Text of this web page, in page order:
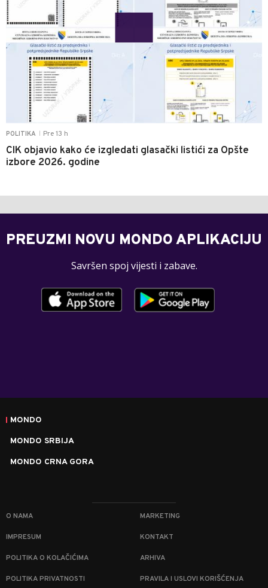
POLITIKA Pre 13 h
CIK objavio kako će izgledati glasački listići za Opšte
izbore 2026. godine
PREUZMI NOVU MONDO APLIKACIJU
Savršen spoj vijesti i zabave.
MONDO
MONDO SRBIJA
MONDO CRNA GORA
O NAMA MARKETING
IMPRESUM KONTAKT
POLITIKA O KOLAČIĆIMA ARHIVA
POLITIKA PRIVATNOSTI PRAVILA I USLOVI KORIŠĆENJA